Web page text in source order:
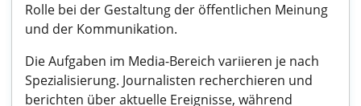
Rolle bei der Gestaltung der öffentlichen Meinung
und der Kommunikation.
Die Aufgaben im Media-Bereich variieren je nach
Spezialisierung. Journalisten recherchieren und
berichten über aktuelle Ereignisse, während